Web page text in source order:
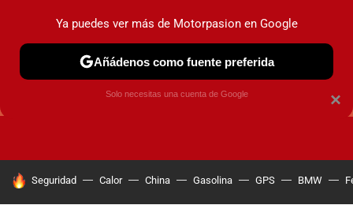
GUÍAS DE COMPRA OFERTAS DE COCHES CONSEJOS
HOY SE HABLA DE
Seguridad Calor China Gasolina GPS BMW
×
Ya puedes ver más de Motorpasion en Google
Añádenos como fuente preferida
Solo necesitas una cuenta de Google